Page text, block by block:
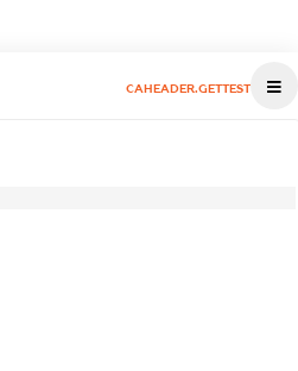
CAHEADER.GETTEST